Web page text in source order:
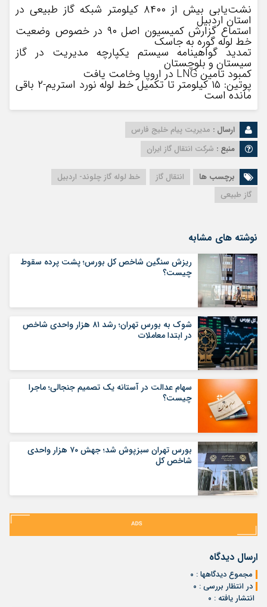
نشت‌یابی بیش از ۸۴۰۰ کیلومتر شبکه گاز طبیعی در
استان اردبیل
استماع گزارش کمیسیون اصل ۹۰ در خصوص وضعیت
خط لوله گوره به جاسک
تمدید گواهینامه سیستم یکپارچه مدیریت در گاز
سیستان و بلوچستان
کمبود تامین LNG در اروپا وخامت یافت
پوتین: ۱۵ کیلومتر تا تکمیل خط لوله نورد استریم-۲ باقی
مانده است
ارسال : مدیریت پیام خلیج فارس
منبع : شرکت انتقال گاز ایران
برچسب ها انتقال گاز
خط لوله گاز چلوند- اردبیل
گاز طبیعی
نوشته های مشابه
ریزش سنگین شاخص کل بورس؛ پشت پرده سقوط
چیست؟
شوک به بورس تهران؛ رشد ۸۱ هزار واحدی شاخص
در ابتدا معاملات
سهام عدالت در آستانه یک تصمیم جنجالی؛ ماجرا
چیست؟
بورس تهران سبزپوش شد؛ جهش ۷۰ هزار واحدی
شاخص کل
ارسال دیدگاه
مجموع دیدگاهها : ۰
در انتظار بررسی : ۰
انتشار یافته : ۰